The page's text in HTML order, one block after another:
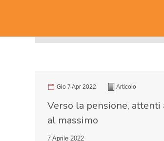
Gio 7 Apr 2022 Articolo
Verso la pensione, attenti
al massimo
7 Aprile 2022